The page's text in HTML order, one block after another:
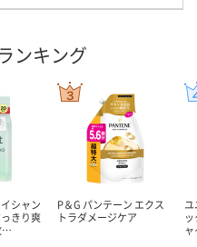
ンキング
シャン
きり爽
…
P＆G パンテーン エクス
トラダメージケア
ユ